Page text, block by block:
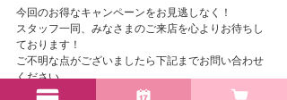
今回のお得なキャンペーンをお見逃しなく！
スタッフ一同、みなさまのご来店を心よりお待ちし
ております！
ご不明な点がございましたら下記までお問い合わせ
ください。
Miracle Candy Club高砂店　079－490-6777